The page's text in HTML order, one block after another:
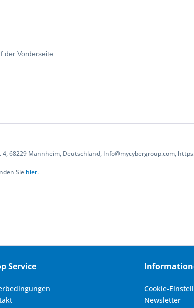
der Vorderseite
68229 Mannheim, Deutschland, Info@mycybergroup.com,
Sie hier.
Service
Cookie-
Newsletter